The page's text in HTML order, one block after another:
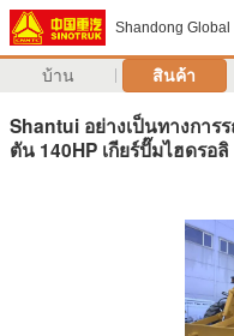
Shandong Global
บ้าน สินค้า
Shantui อย่างเป็นทางการ
ตัน 140HP เกียร์ปั๊มไฮดรอ